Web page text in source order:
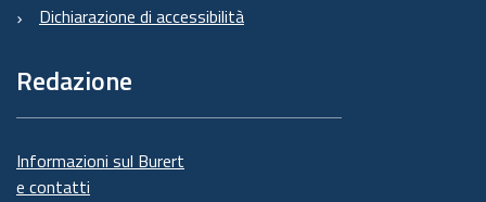
Dichiarazione di accessibilità
Redazione
Informazioni sul Burert
e contatti